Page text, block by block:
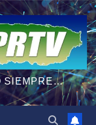
SIEMPRE...